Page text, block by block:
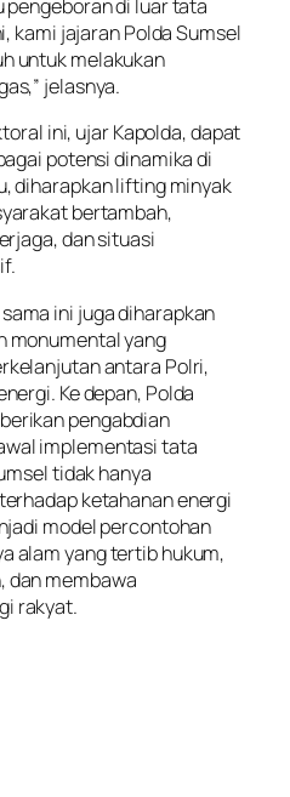
di luar tata
kami jajaran Polda Sumsel
untuk melakukan
jelasnya.
ini, ujar Kapolda, dapat
potensi dinamika di
diharapkan lifting minyak
bertambah,
dan situasi
ini juga diharapkan
monumental yang
antara Polri,
Ke depan, Polda
pengabdian
implementasi tata
tidak hanya
ketahanan energi
model percontohan
alam yang tertib hukum,
dan membawa
rakyat.